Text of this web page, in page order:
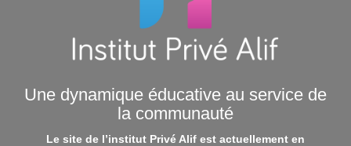
Une dynamique éducative au service de
la communauté
Le site de l’institut Privé Alif est actuellement en